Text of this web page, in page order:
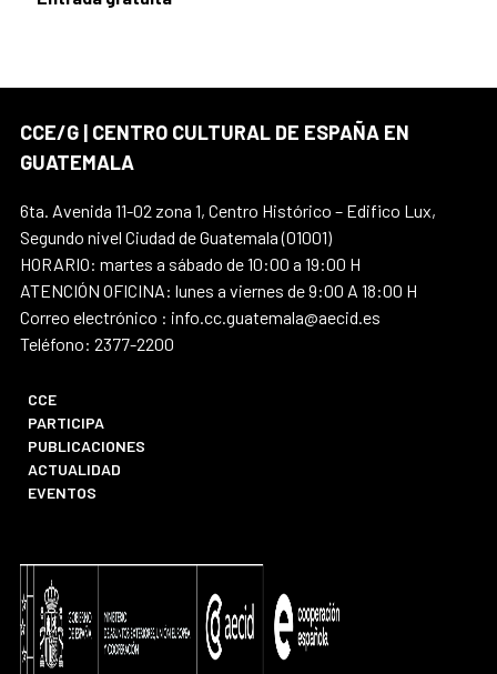
CCE/G | CENTRO CULTURAL DE ESPAÑA EN
GUATEMALA
6ta. Avenida 11-02 zona 1, Centro Histórico – Edifico Lux,
Segundo nivel Ciudad de Guatemala (01001)
HORARIO: martes a sábado de 10:00 a 19:00 H
ATENCIÓN OFICINA: lunes a viernes de 9:00 A 18:00 H
Correo electrónico : info.cc.guatemala@aecid.es
Teléfono: 2377-2200
CCE
PARTICIPA
PUBLICACIONES
ACTUALIDAD
EVENTOS